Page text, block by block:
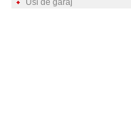
Usi de garaj